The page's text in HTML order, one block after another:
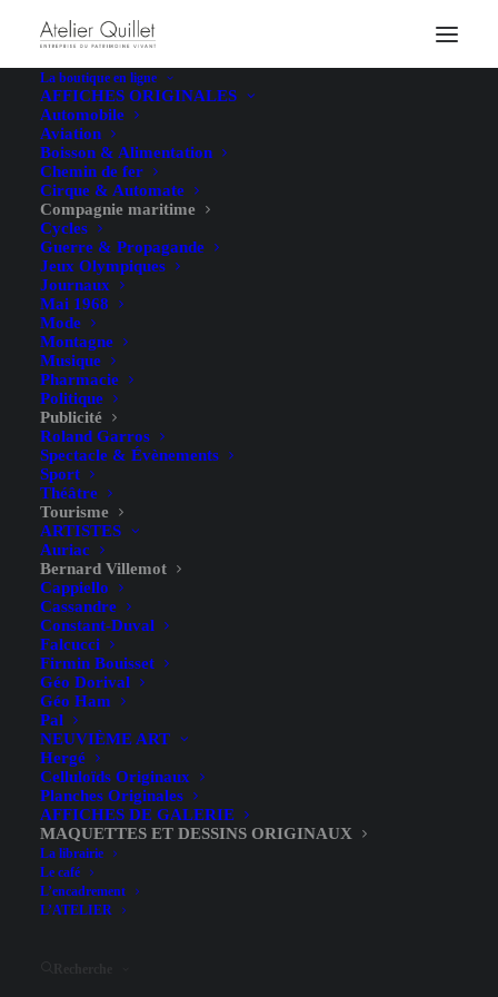
La boutique en ligne
AFFICHES ORIGINALES
Automobile
Aviation
Boisson & Alimentation
Chemin de fer
Cirque & Automate
Compagnie maritime
Cycles
Guerre & Propagande
Jeux Olympiques
Journaux
Mai 1968
Mode
Montagne
Musique
Pharmacie
Politique
Publicité
Roland Garros
Spectacle & Évènements
Sport
Théâtre
Tourisme
ARTISTES
Auriac
Bernard Villemot
Cappiello
Cassandre
Constant-Duval
Falcucci
Firmin Bouisset
Géo Dorival
Géo Ham
Pal
NEUVIÈME ART
Hergé
Celluloïds Originaux
Planches Originales
AFFICHES DE GALERIE
MAQUETTES ET DESSINS ORIGINAUX
La librairie
Le café
L’encadrement
L’ATELIER
2400,00€
Gouache – . – 50,1 x 32,5 cm
État :A+